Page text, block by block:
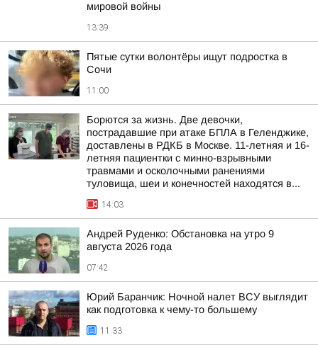
мировой войны
13:39
Пятые сутки волонтёры ищут подростка в
Сочи
11:00
Борются за жизнь. Две девочки,
пострадавшие при атаке БПЛА в Геленджике,
доставлены в РДКБ в Москве. 11-летняя и 16-
летняя пациентки с минно-взрывными
травмами и осколочными ранениями
туловища, шеи и конечностей находятся в...
14:03
Андрей Руденко: Обстановка на утро 9
августа 2026 года
07:42
Юрий Баранчик: Ночной налет ВСУ выглядит
как подготовка к чему-то большему
11:33